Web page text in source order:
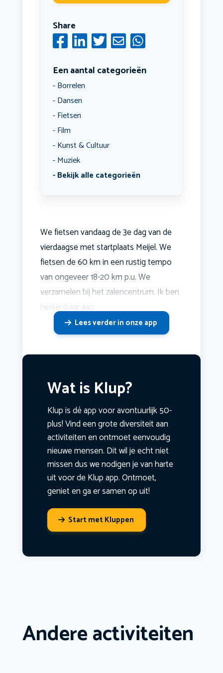
Share
Een aantal categorieën
Borrelen
Dansen
Fietsen
Film
Kunst & Cultuur
Muziek
Bekijk alle categorieën
We fietsen vandaag de 3e dag van de
vierdaagse met startplaats Meijel. We
fietsen de 60 km in een rustig tempo
van ongeveer 18-20 km p.u. We
verzamelen bij het zalencentrum. Ik ben
herkenbaar aan
Lees verder in onze app
Wat is Klup?
Klup is dé app voor avontuurlijk 50-
plus! Vind een grote diversiteit aan
activiteiten en ontmoet eenvoudig
nieuwe mensen. Dit wil je echt niet
missen dus we nodigen je van harte
uit voor de Klup app. Ontmoet,
geniet en ga er samen op uit!
Start met Kluppen
Andere activiteiten